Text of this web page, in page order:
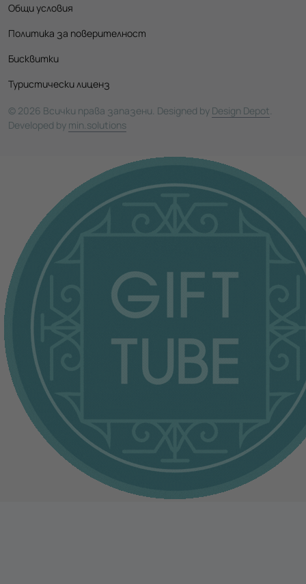
Общи условия
Политика за поверителност
Бисквитки
Туристически лиценз
© 2026 Всички права запазени. Designed by Design Depot
Developed by min.solutions